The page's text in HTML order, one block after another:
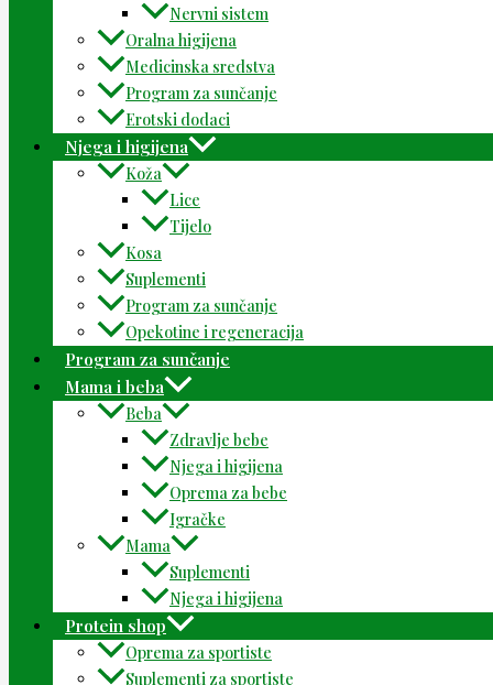
Nervni sistem
Oralna higijena
Medicinska sredstva
Program za sunčanje
Erotski dodaci
Njega i higijena
Koža
Lice
Tijelo
Kosa
Suplementi
Program za sunčanje
Opekotine i regeneracija
Program za sunčanje
Mama i beba
Beba
Zdravlje bebe
Njega i higijena
Oprema za bebe
Igračke
Mama
Suplementi
Njega i higijena
Protein shop
Oprema za sportiste
Suplementi za sportiste